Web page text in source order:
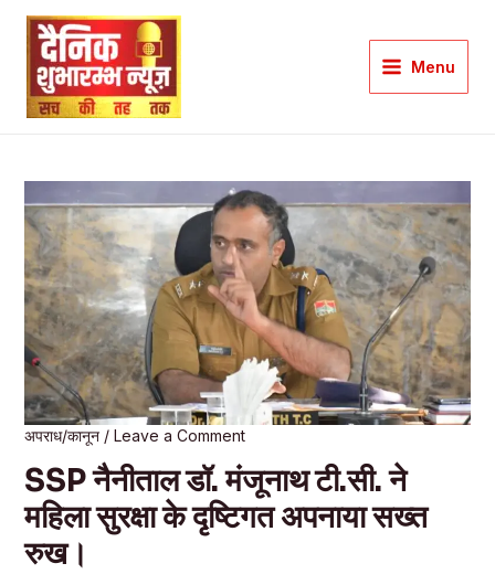
Skip
content
Main
Menu
अपराध/कानून/ Leave a Comment
SSP नैनीताल डॉ. मंजूनाथ टी.सी. ने
महिला सुरक्षा के दृष्टिगत अपनाया सख्त
रुख।